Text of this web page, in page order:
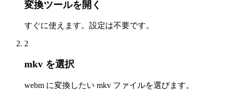
変換ツールを開く
すぐに使えます。設定は不要です。
2
mkv を選択
webm に変換したい mkv ファイルを選びます。